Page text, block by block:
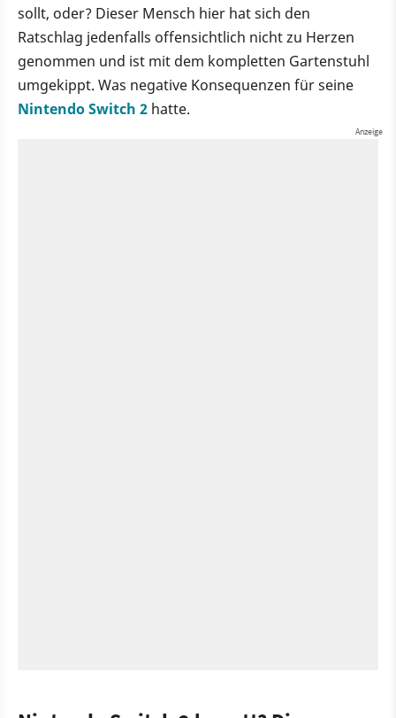
sollt, oder? Dieser Mensch hier hat sich den
Ratschlag jedenfalls offensichtlich nicht zu Herzen
genommen und ist mit dem kompletten Gartenstuhl
umgekippt. Was negative Konsequenzen für seine
Nintendo Switch 2 hatte.